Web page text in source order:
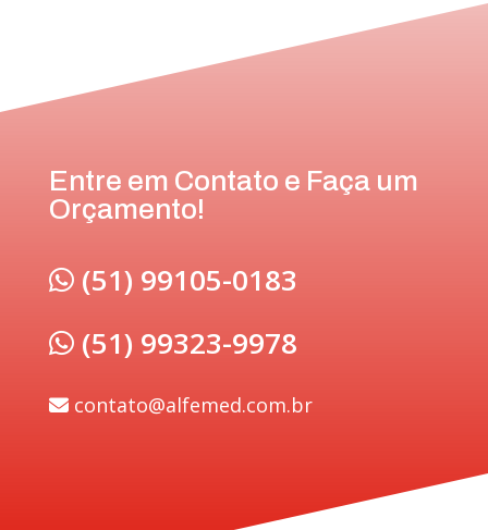
Entre em Contato e Faça um
Orçamento!
(51) 99105-0183
(51) 99323-9978
contato@alfemed.com.br